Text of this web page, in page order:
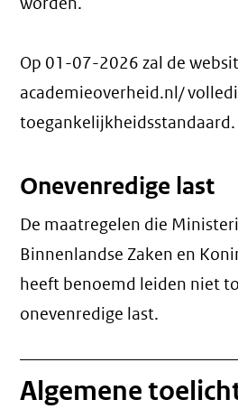
Op 01-07-2026 zal de
academieoverheid.nl/
toegankelijkheidsstandaard.
Onevenredige last
De maatregelen die
Binnenlandse Zaken en
heeft benoemd leiden niet
onevenredige last.
Algemene